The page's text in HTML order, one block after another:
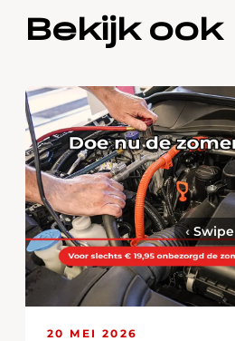
Bekijk ook
20 MEI 2026
‹ Swipe